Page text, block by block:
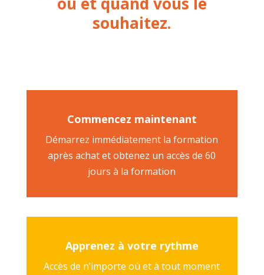
souhaitez.
Commencez maintenant
Démarrez immédiatement la formation
après achat et obtenez un accès de 60
jours à la formation
Apprenez à votre rythme
Accès de n’importe où et à tout moment